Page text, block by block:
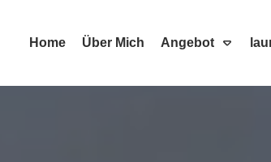
Home Über Mich Angebot